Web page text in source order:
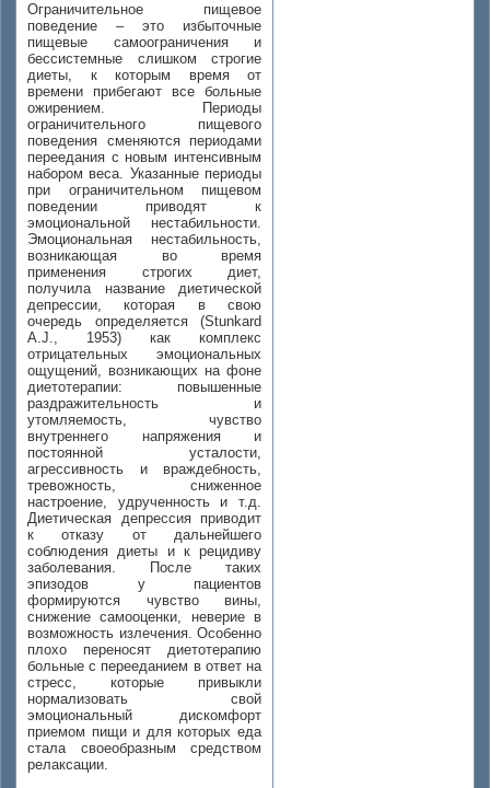
Ограничительное пищевое
поведение – это избыточные
пищевые самоограничения и
бессистемные слишком строгие
диеты, к которым время от
времени прибегают все больные
ожирением. Периоды
ограничительного пищевого
поведения сменяются периодами
переедания с новым интенсивным
набором веса. Указанные периоды
при ограничительном пищевом
поведении приводят к
эмоциональной нестабильности.
Эмоциональная нестабильность,
возникающая во время
применения строгих диет,
получила название диетической
депрессии, которая в свою
очередь определяется (Stunkard
A.J., 1953) как комплекс
отрицательных эмоциональных
ощущений, возникающих на фоне
диетотерапии: повышенные
раздражительность и
утомляемость, чувство
внутреннего напряжения и
постоянной усталости,
агрессивность и враждебность,
тревожность, сниженное
настроение, удрученность и т.д.
Диетическая депрессия приводит
к отказу от дальнейшего
соблюдения диеты и к рецидиву
заболевания. После таких
эпизодов у пациентов
формируются чувство вины,
снижение самооценки, неверие в
возможность излечения. Особенно
плохо переносят диетотерапию
больные с перееданием в ответ на
стресс, которые привыкли
нормализовать свой
эмоциональный дискомфорт
приемом пищи и для которых еда
стала своеобразным средством
релаксации.